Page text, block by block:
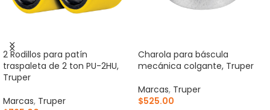
2 Rodillos para patín
traspaleta de 2 ton PU-2HU,
Truper
Marcas, Truper
Charola para báscula
mecánica colgante, Truper
Marcas, Truper
$525.00